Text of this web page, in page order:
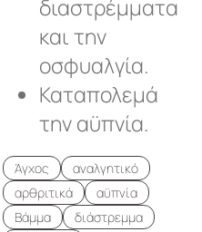
διαστρέμματα
και την
οσφυαλγία.
Καταπολεμά
την αϋπνία.
Άγχος
αναλγητικό
αρθριτικά
αϋπνία
Βάμμα
διάστρεμμα